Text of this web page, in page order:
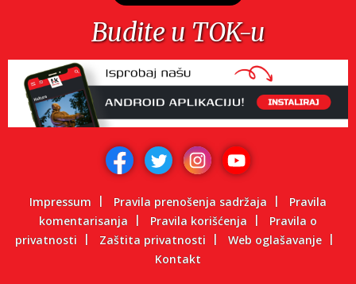
Budite u TOK-u
Impressum Pravila prenošenja sadržaja
Pravila
komentarisanja
Pravila korišćenja
Pravila o
privatnosti
Zaštita privatnosti
Web oglašavanje
Kontakt